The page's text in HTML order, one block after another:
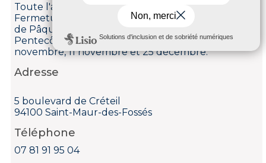
Toute l'année, tous les jours.
Fermetures exceptionnelles les 1er janvier, Lundi
de Pâques, Jeudi de l'Ascension, Lundi de
Pentecôte, 1er mai, 8 mai, 14 juillet, 15 août, 1er
novembre, 11 novembre et 25 décembre.
Adresse
5 boulevard de Créteil
94100 Saint-Maur-des-Fossés
Téléphone
07 81 91 95 04